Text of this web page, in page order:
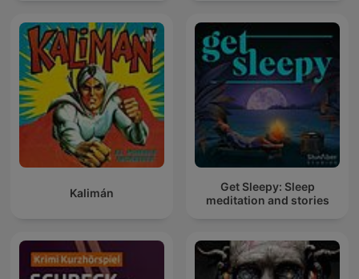
Kalimán
Get Sleepy: Sleep
meditation and stories